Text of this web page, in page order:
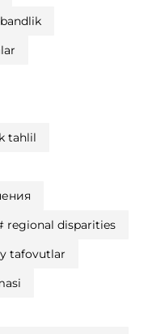
bandlik
tahlil
regional disparities
tafovutlar